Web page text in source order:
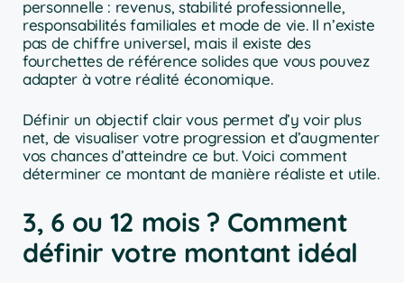
personnelle : revenus, stabilité professionnelle,
responsabilités familiales et mode de vie. Il n’existe
pas de chiffre universel, mais il existe des
fourchettes de référence solides que vous pouvez
adapter à votre réalité économique.
Définir un objectif clair vous permet d’y voir plus
net, de visualiser votre progression et d’augmenter
vos chances d’atteindre ce but. Voici comment
déterminer ce montant de manière réaliste et utile.
3, 6 ou 12 mois ? Comment
définir votre montant idéal